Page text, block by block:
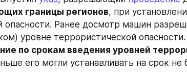
границы регионов, при
опасности. Ранее досмотр машин
уровне террористической
по срокам введения уровней
его могли устанавливать на срок не